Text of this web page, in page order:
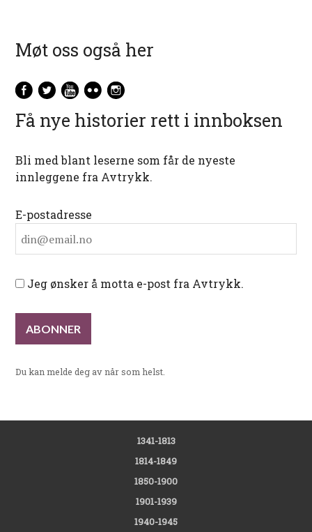
Møt oss også her
Få nye historier rett i innboksen
Bli med blant leserne som får de nyeste
innleggene fra Avtrykk.
E-postadresse
Jeg ønsker å motta e-post fra Avtrykk.
Du kan melde deg av når som helst.
1341-1813
1814-1849
1850-1900
1901-1939
1940-1945